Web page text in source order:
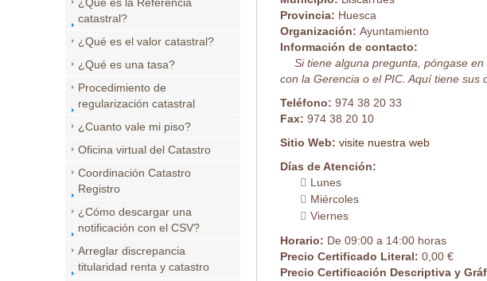
Provincia: Huesca
Organización: Ayuntamiento
Información de contacto:
Si tiene alguna pregunta, póngase en
con la Gerencia o el PIC. Aquí tiene sus
Teléfono: 974 38 20 33
Fax: 974 38 20 10
Sitio Web: visite nuestra web
Días de Atención:
Lunes
Miércoles
Viernes
Horario: De 09:00 a 14:00 horas
Precio Certificado Literal: 0,00 €
Precio Certificación Descriptiva y
catastral?
¿Qué es el valor catastral?
¿Qué es una tasa?
Procedimiento de
regularización catastral
¿Cuanto vale mi piso?
Oficina virtual del Catastro
Coordinación Catastro
Registro
¿Cómo descargar una
notificación con el CSV?
Arreglar discrepancia
titularidad renta y catastro